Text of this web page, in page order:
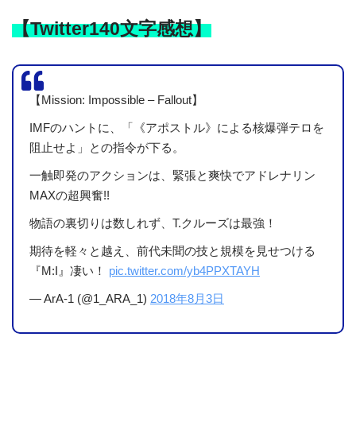
【Twitter140文字感想】
【Mission: Impossible – Fallout】
IMFのハントに、「《アポストル》による核爆弾テロを
阻止せよ」との指令が下る。
一触即発のアクションは、緊張と爽快でアドレナリン
MAXの超興奮!!
物語の裏切りは数しれず、T.クルーズは最強！
期待を軽々と越え、前代未聞の技と規模を見せつける
『M:I』凄い！ pic.twitter.com/yb4PPXTAYH
— ArA-1 (@1_ARA_1) 2018年8月3日